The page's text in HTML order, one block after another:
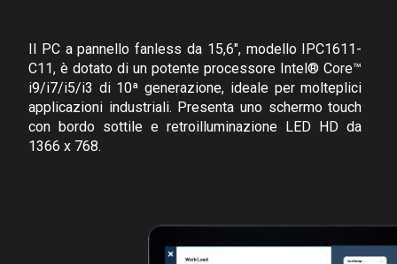
Il PC a pannello fanless da 15,6", modello IPC1611-
C11, è dotato di un potente processore Intel® Core™
i9/i7/i5/i3 di 10ª generazione, ideale per molteplici
applicazioni industriali. Presenta uno schermo touch
con bordo sottile e retroilluminazione LED HD da
1366 x 768.